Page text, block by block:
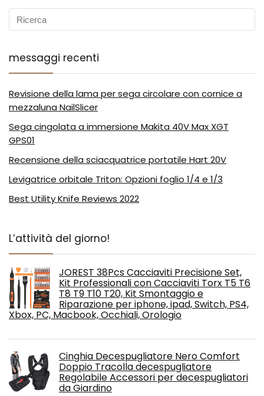
messaggi recenti
Revisione della lama per sega circolare con cornice a
mezzaluna NailSlicer
Sega cingolata a immersione Makita 40V Max XGT
GPS01
Recensione della sciacquatrice portatile Hart 20V
Levigatrice orbitale Triton: Opzioni foglio 1/4 e 1/3
Best Utility Knife Reviews 2022
L’attività del giorno!
JOREST 38Pcs Cacciaviti Precisione Set,
Kit Professionali con Cacciaviti Torx T5 T6
T8 T9 T10 T20, Kit Smontaggio e
Riparazione per iphone, ipad, Switch, PS4,
Xbox, PC, Macbook, Occhiali, Orologio
Cinghia Decespugliatore Nero Comfort
Doppio Tracolla decespugliatore
Regolabile Accessori per decespugliatori
da Giardino